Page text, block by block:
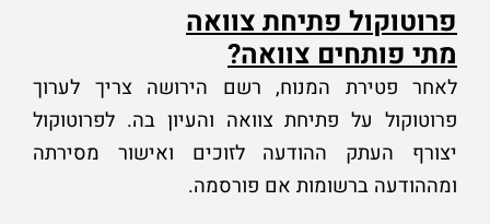
פרוטוקול פתיחת צוואה
מתי פותחים צוואה?
לאחר פטירת המנוח, רשם הירושה צריך לערוך
פרוטוקול על פתיחת צוואה והעיון בה. לפרוטוקול
יצורף העתק ההודעה לזוכים ואישור מסירתה
ומההודעה ברשומות אם פורסמה.